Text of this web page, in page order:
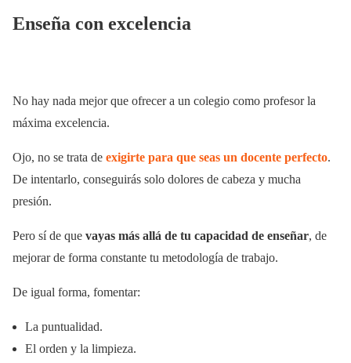
Enseña con excelencia
No hay nada mejor que ofrecer a un colegio como profesor la
máxima excelencia.
Ojo, no se trata de exigirte para que seas un docente perfecto.
De intentarlo, conseguirás solo dolores de cabeza y mucha
presión.
Pero sí de que vayas más allá de tu capacidad de enseñar, de
mejorar de forma constante tu metodología de trabajo.
De igual forma, fomentar:
La puntualidad.
El orden y la limpieza.